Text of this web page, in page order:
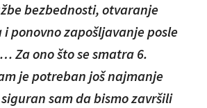
bezbednosti, otvaranje
ponovno zapošljavanje posle
Za ono što se smatra 6.
je potreban još najmanje
sam da bismo završili